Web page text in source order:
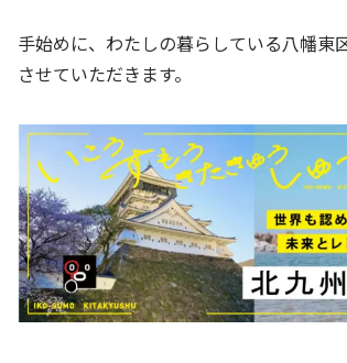
手始めに、わたしの暮らしている八幡
させていただきます。